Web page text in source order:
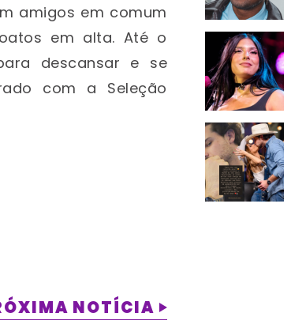
amigos em comum
em alta. Até o
descansar e se
com a Seleção
NOTÍCIA